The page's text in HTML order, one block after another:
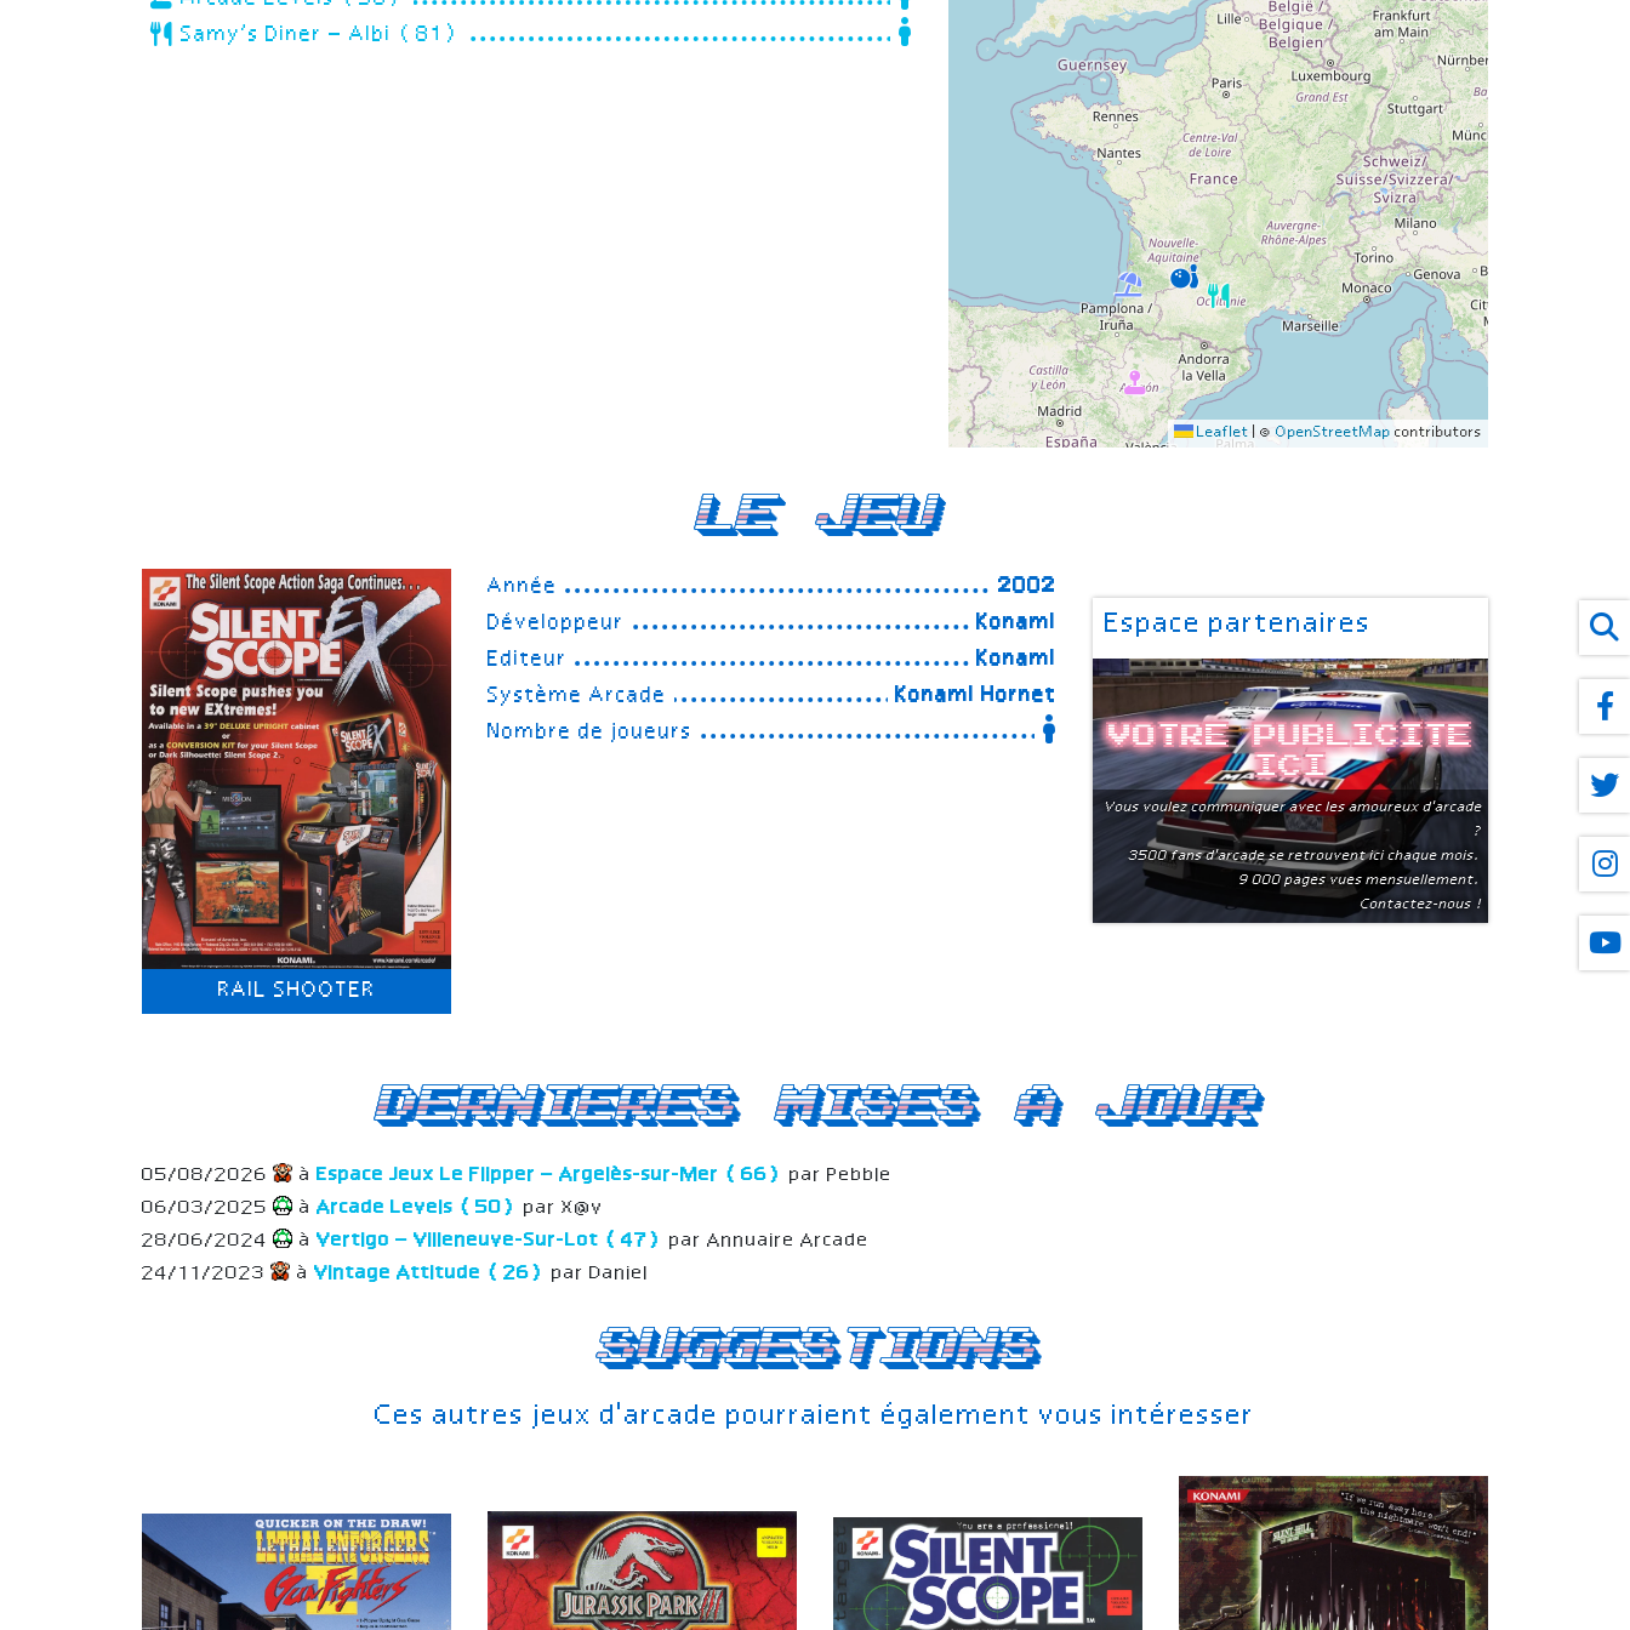
Samy’s Diner – Albi (81)
Leaflet © OpenStreetMap contributors
Le Jeu
RAIL SHOOTER
Année
2002
Développeur
Konami
Editeur
Konami
Système Arcade
Konami Hornet
Nombre de joueurs
Espace partenaires
Votre publicite
ici
Vous voulez communiquer avec les amoureux d'arcade
?
3500 fans d'arcade se retrouvent ici chaque mois.
9 000 pages vues mensuellement.
Contactez-nous !
Suggestions
Ces autres jeux d'arcade pourraient également vous intéresser
Dernieres mises a jour
05/08/2026 à Espace Jeux Le Flipper – Argelès-sur-Mer (66) par Pebble
06/03/2025
à Arcade Levels (50) par X@v
28/06/2024
à Vertigo – Villeneuve-Sur-Lot (47) par Annuaire Arcade
24/11/2023
à Vintage Attitude (26) par Daniel